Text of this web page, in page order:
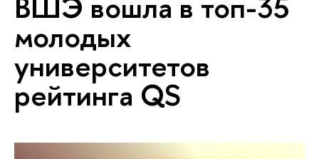
молодых
университетов
рейтинга QS